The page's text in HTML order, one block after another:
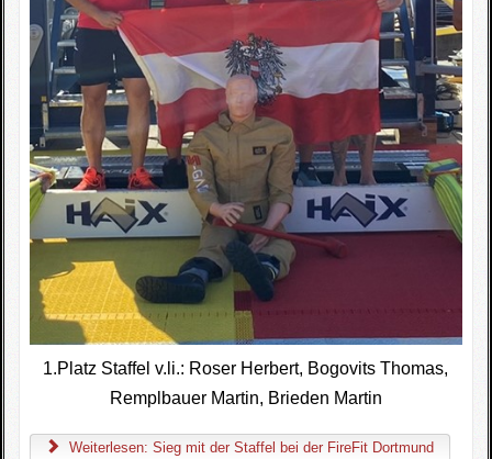
1.Platz Staffel v.li.: Roser Herbert, Bogovits Thomas,
Remplbauer Martin, Brieden Martin
Weiterlesen: Sieg mit der Staffel bei der FireFit Dortmund